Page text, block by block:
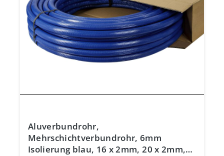
Aluverbundrohr,
Mehrschichtverbundrohr, 6mm
Isolierung blau, 16 x 2mm, 20 x 2mm,